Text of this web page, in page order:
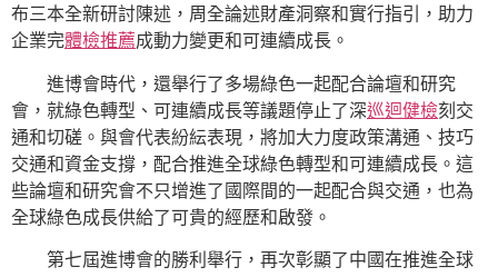
布三本全新研討陳述，周全論述財產洞察和實行指引，助力
企業完體檢推薦成動力變更和可連續成長。
進博會時代，還舉行了多場綠色一起配合論壇和研究
會，就綠色轉型、可連續成長等議題停止了深巡迴健檢刻交
通和切磋。與會代表紛紜表現，將加大力度政策溝通、技巧
交通和資金支撐，配合推進全球綠色轉型和可連續成長。這
些論壇和研究會不只增進了國際間的一起配合與交通，也為
全球綠色成長供給了可貴的經歷和啟發。
第七屆進博會的勝利舉行，再次彰顯了中國在推進全球